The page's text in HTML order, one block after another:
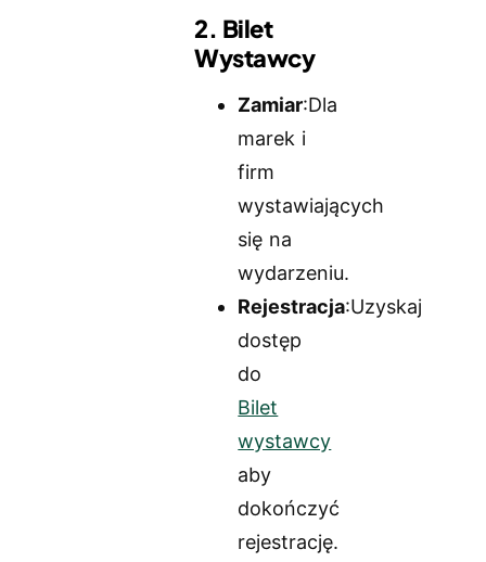
2. Bilet
Wystawcy
Zamiar:Dla
marek i
firm
wystawiających
się na
wydarzeniu.
Rejestracja:Uzyskaj
dostęp
do
Bilet
wystawcy
aby
dokończyć
rejestrację.